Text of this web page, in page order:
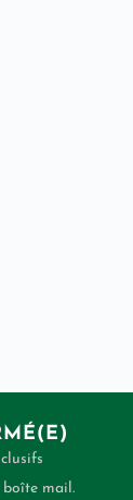
boîte mail.